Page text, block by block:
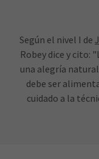
Según el nivel I de
Robey dice y cito:
una alegría
debe ser
cuidado a la